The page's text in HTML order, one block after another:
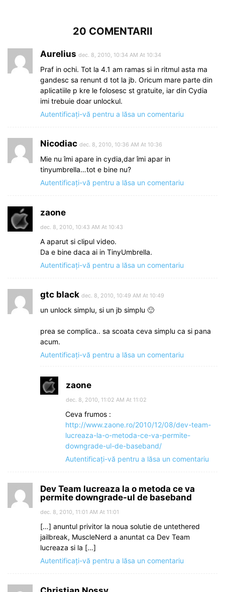
20 COMENTARII
Aurelius dec. 8, 2010, 10:34 AM At 10:34
Praf in ochi. Tot la 4.1 am ramas si in ritmul asta ma
gandesc sa renunt d tot la jb. Oricum mare parte din
aplicatiile p kre le folosesc st gratuite, iar din Cydia
imi trebuie doar unlockul.
Autentificați-vă pentru a lăsa un comentariu
Nicodiac dec. 8, 2010, 10:36 AM At 10:36
Mie nu îmi apare in cydia,dar îmi apar in
tinyumbrella…tot e bine nu?
Autentificați-vă pentru a lăsa un comentariu
zaone
dec. 8, 2010, 10:43 AM At 10:43
A aparut si clipul video.
Da e bine daca ai in TinyUmbrella.
Autentificați-vă pentru a lăsa un comentariu
gtc black dec. 8, 2010, 10:49 AM At 10:49
un unlock simplu, si un jb simplu 🙂
prea se complica.. sa scoata ceva simplu ca si pana
acum.
Autentificați-vă pentru a lăsa un comentariu
zaone
dec. 8, 2010, 11:02 AM At 11:02
Ceva frumos :
http://www.zaone.ro/2010/12/08/dev-team-
lucreaza-la-o-metoda-ce-va-permite-
downgrade-ul-de-baseband/
Autentificați-vă pentru a lăsa un comentariu
Dev Team lucreaza la o metoda ce va
permite downgrade-ul de baseband
dec. 8, 2010, 11:01 AM At 11:01
[…] anuntul privitor la noua solutie de untethered
jailbreak, MuscleNerd a anuntat ca Dev Team
lucreaza si la […]
Autentificați-vă pentru a lăsa un comentariu